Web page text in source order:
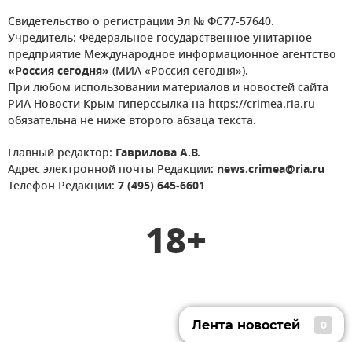
Свидетельство о регистрации Эл № ФС77-57640.
Учредитель: Федеральное государственное унитарное
предприятие Международное информационное агентство
«Россия сегодня» (МИА «Россия сегодня»).
При любом использовании материалов и новостей сайта
РИА Новости Крым гиперссылка на https://crimea.ria.ru
обязательна не ниже второго абзаца текста.
Главный редактор: Гаврилова А.В.
Адрес электронной почты Редакции: news.crimea@ria.ru
Телефон Редакции: 7 (495) 645-6601
18+
Лента новостей 0